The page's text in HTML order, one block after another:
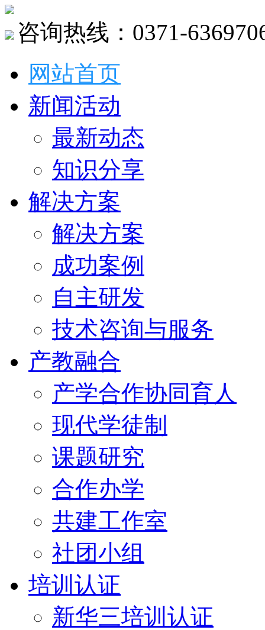
咨询热线：0371-
网站首页
新闻活动
最新动态
知识分享
解决方案
解决方案
成功案例
自主研发
技术咨询与服务
产教融合
产学合作协同育人
现代学徒制
课题研究
合作办学
共建工作室
社团小组
培训认证
新华三培训认证